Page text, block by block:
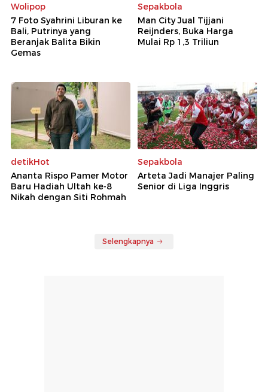
Wolipop
7 Foto Syahrini Liburan ke
Bali, Putrinya yang
Beranjak Balita Bikin
Gemas
Sepakbola
Man City Jual Tijjani
Reijnders, Buka Harga
Mulai Rp 1,3 Triliun
detikHot
Ananta Rispo Pamer Motor
Baru Hadiah Ultah ke-8
Nikah dengan Siti Rohmah
Sepakbola
Arteta Jadi Manajer Paling
Senior di Liga Inggris
Selengkapnya